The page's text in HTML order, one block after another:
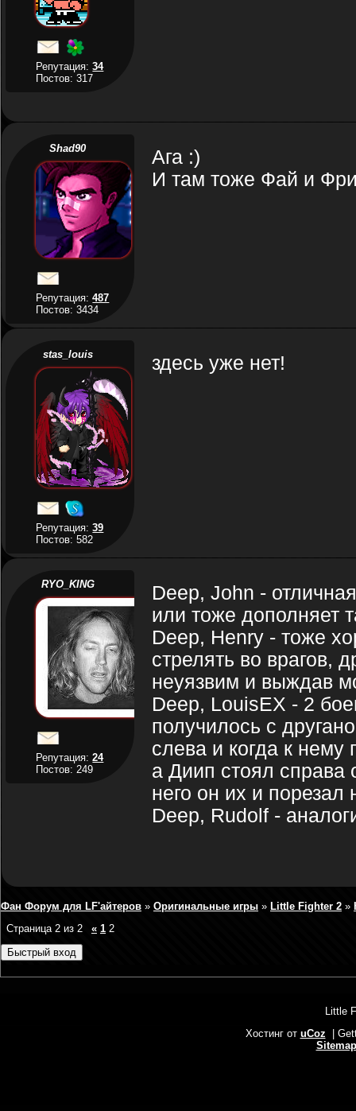
Репутация:34
Постов: 317
Shad90
Репутация:487
Постов: 3434
Ага :)
И там тоже Фай и
stas_louis
Репутация:39
Постов: 582
здесь уже нет!
RYO_KING
Репутация:24
Постов: 249
Deep, John -
или тоже дополняет
Deep, Henry - тоже
стрелять во врагов,
неуязвим и выждав
Deep, LouisEX - 2
получилось с
слева и когда к
а Диип стоял справа
него он их и
Deep, Rudolf -
Фан Форум для LF'айтеров » Оригинальные игры » Little Fighter 2 »
Страница 2 из 2 « 1 2
Little
Хостинг от uCoz
|